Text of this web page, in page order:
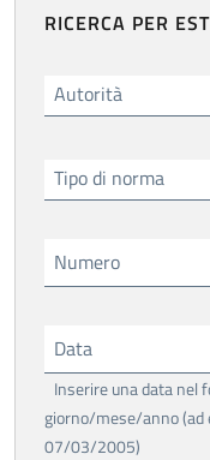
RICERCA PER
Autorità
Tipo di norma
Numero
Data
Inserire una data nel
giorno/mese/anno
07/03/2005)